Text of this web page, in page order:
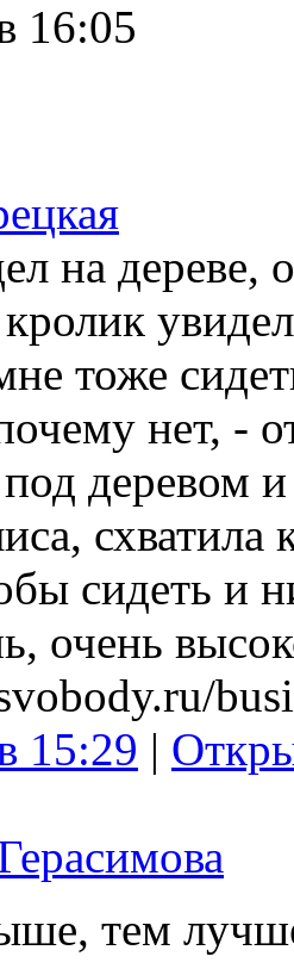
16:05
на дереве,
тоже
нет, -
деревом
схватила
сидеть и
очень
15:29 |
тем